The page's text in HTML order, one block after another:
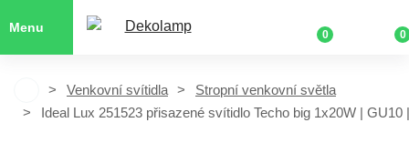
Menu
0 0
Venkovní svítidla
Stropní venkovní světla
Ideal Lux 251523 přisazené svítidlo Techo big 1x20W | GU10